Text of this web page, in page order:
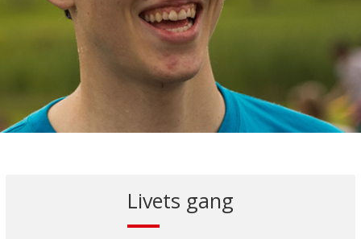
KALENDER
Livets gang